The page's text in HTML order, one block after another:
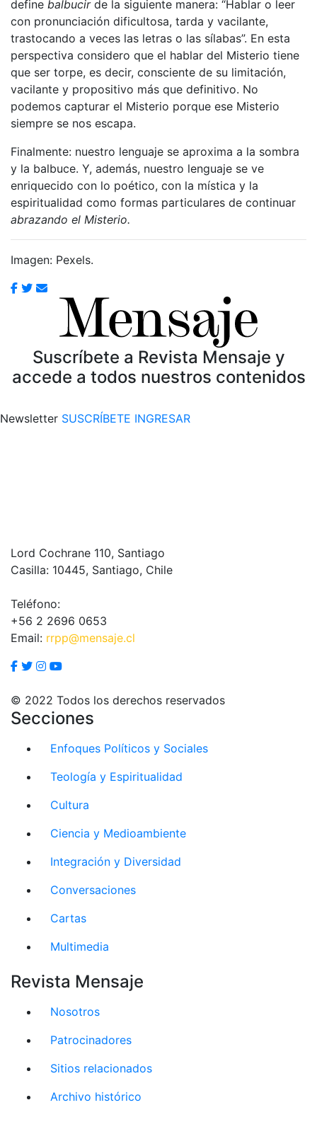
define balbucirde la siguiente manera: “Hablar o leer
con pronunciación dificultosa, tarda y vacilante,
trastocando a veces las letras o las sílabas”. En esta
perspectiva considero que el hablar del Misterio tiene
que ser torpe, es decir, consciente de su limitación,
vacilante y propositivo más que definitivo. No
podemos capturar el Misterio porque ese Misterio
siempre se nos escapa.
Finalmente: nuestro lenguaje se aproxima a la sombra
y la balbuce. Y, además, nuestro lenguaje se ve
enriquecido con lo poético, con la mística y la
espiritualidad como formas particulares de continuar
abrazando el Misterio.
Imagen: Pexels.
Suscríbete a Revista Mensaje y
accede a todos nuestros contenidos
Newsletter SUSCRÍBETE INGRESAR
Lord Cochrane 110, Santiago
Casilla: 10445, Santiago, Chile
Teléfono:
+56 2 2696 0653
Email: rrpp@mensaje.cl
© 2022 Todos los derechos reservados
Secciones
Enfoques Políticos y Sociales
Teología y Espiritualidad
Cultura
Ciencia y Medioambiente
Integración y Diversidad
Conversaciones
Cartas
Multimedia
Revista Mensaje
Nosotros
Patrocinadores
Sitios relacionados
Archivo histórico